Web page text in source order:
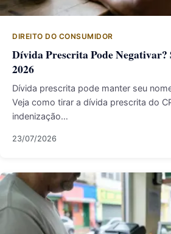
DIREITO DO CONSUMIDOR
Dívida Prescrita Pode Negativar?
2026
Dívida prescrita pode manter seu
Veja como tirar a dívida prescrita do
indenização…
23/07/2026